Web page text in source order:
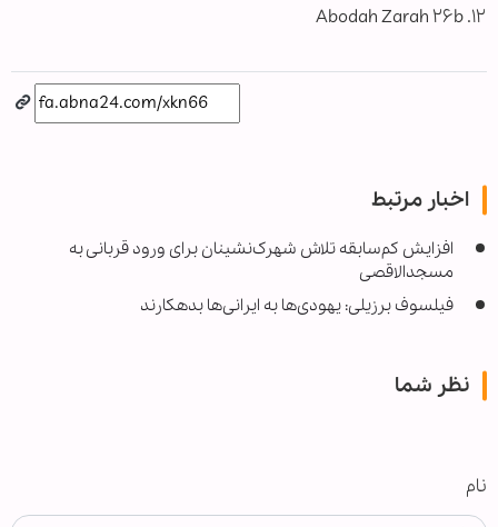
۱۲. Abodah Zarah ۲۶b
اخبار مرتبط
افزایش کم‌سابقه تلاش شهرک‌نشینان برای ورود قربانی به
مسجدالاقصی
فیلسوف برزیلی: یهودی‌ها به ایرانی‌ها بدهکارند
نظر شما
نام